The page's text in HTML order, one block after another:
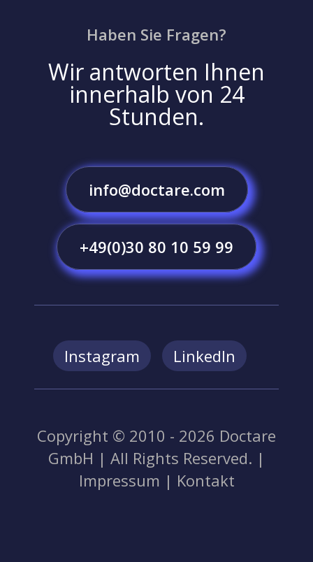
Haben Sie Fragen?
Wir antworten Ihnen
innerhalb von 24
Stunden.
info@doctare.com
+49(0)30 80 10 59 99
Instagram LinkedIn
Copyright © 2010 - 2026 Doctare
GmbH | All Rights Reserved. |
Impressum | Kontakt